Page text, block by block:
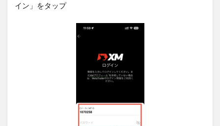
イン」をタップ